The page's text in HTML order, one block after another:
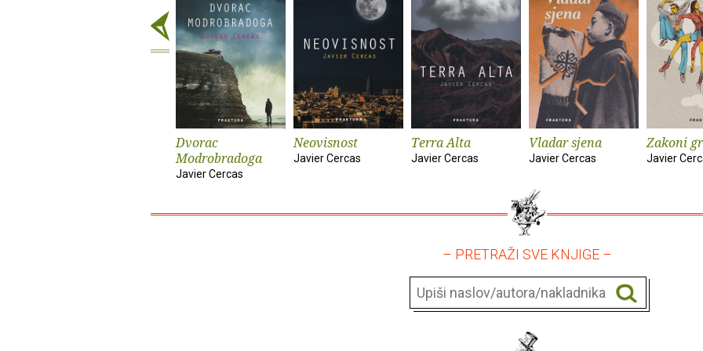
Dvorac
Modrobradoga
Javier Cercas
Neovisnost
Javier Cercas
Terra Alta
Javier Cercas
Vladar sjena
Javier Cercas
Zakoni
Javier
– PRETRAŽI SVE KNJIGE –